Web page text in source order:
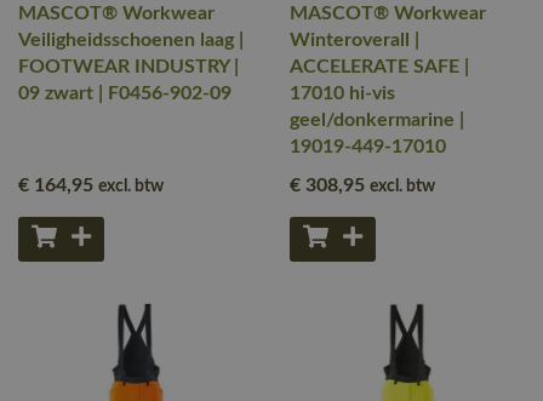
MASCOT® Workwear
Veiligheidsschoenen laag |
FOOTWEAR INDUSTRY |
09 zwart | F0456-902-09
€ 164,95 excl. btw
MASCOT® Workwear
Winteroverall |
ACCELERATE SAFE |
17010 hi-vis
geel/donkermarine |
19019-449-17010
€ 308,95 excl. btw